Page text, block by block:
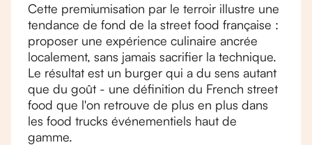
Cette premiumisation par le terroir illustre une
tendance de fond de la street food française :
proposer une expérience culinaire ancrée
localement, sans jamais sacrifier la technique.
Le résultat est un burger qui a du sens autant
que du goût - une définition du French street
food que l'on retrouve de plus en plus dans
les food trucks événementiels haut de
gamme.